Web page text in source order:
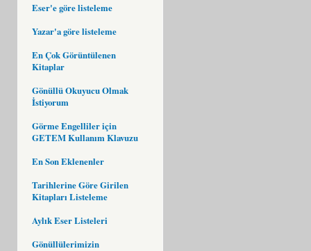
Eser'e göre listeleme
Yazar'a göre listeleme
En Çok Görüntülenen
Kitaplar
Gönüllü Okuyucu Olmak
İstiyorum
Görme Engelliler için
GETEM Kullanım Klavuzu
En Son Eklenenler
Tarihlerine Göre Girilen
Kitapları Listeleme
Aylık Eser Listeleri
Gönüllülerimizin